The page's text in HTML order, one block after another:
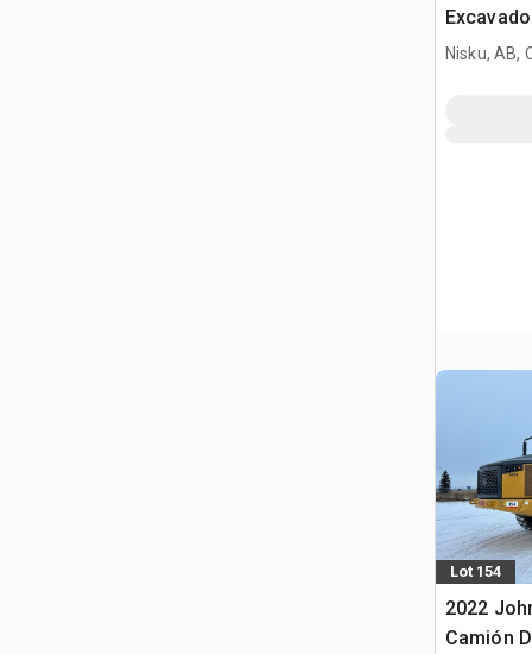
Nisku, AB,
Lot 154
2022
Camión